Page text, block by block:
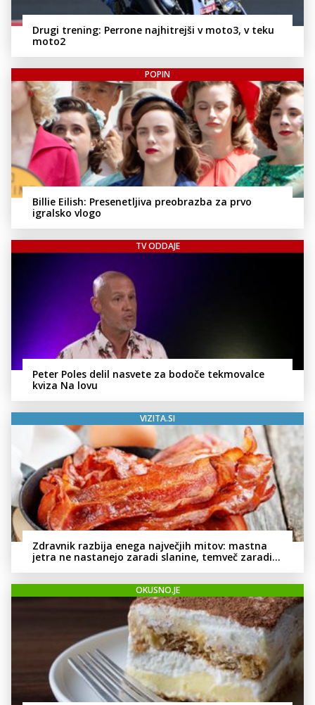
Drugi trening: Perrone najhitrejši v moto3, v teku
moto2
POPIN
Billie Eilish: Presenetljiva preobrazba za prvo
igralsko vlogo
TV ODDAJE
Peter Poles delil nasvete za bodoče tekmovalce
kviza Na lovu
VIZITA.SI
Zdravnik razbija enega največjih mitov: mastna
jetra ne nastanejo zaradi slanine, temveč zaradi
OKUSNO.JE